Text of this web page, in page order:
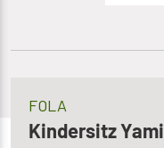
FOLA
Kindersitz Yami